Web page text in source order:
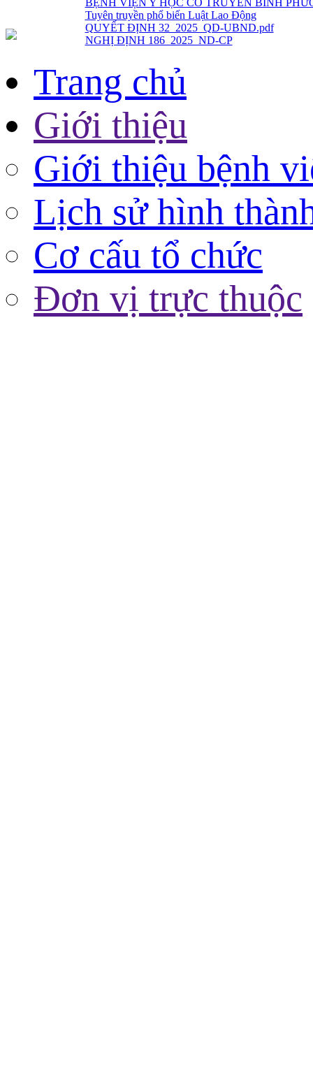
Trang chủ
Giới thiệu
Giới thiệu bệnh
Lịch sử hình
Cơ cấu tổ chức
Đơn vị trực thuộc
QUYẾT ĐỊNH 32_2025_QD-UBND.pdf
NGHỊ ĐỊNH 186_2025_ND-CP